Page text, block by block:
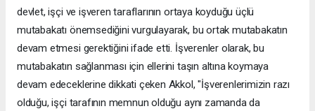
devlet, işçi ve işveren taraflarının ortaya koyduğu üçlü
mutabakatı önemsediğini vurgulayarak, bu ortak mutabakatın
devam etmesi gerektiğini ifade etti. İşverenler olarak, bu
mutabakatın sağlanması için ellerini taşın altına koymaya
devam edeceklerine dikkati çeken Akkol, "İşverenlerimizin razı
olduğu, işçi tarafının memnun olduğu aynı zamanda da